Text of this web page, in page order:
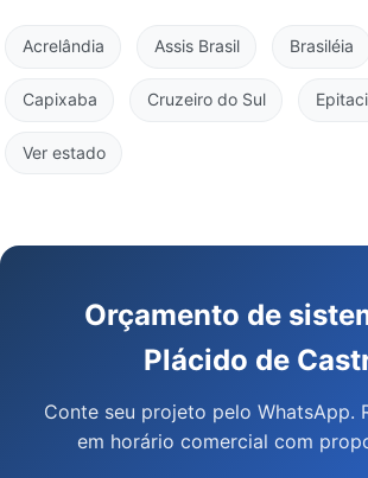
Acrelândia Assis Brasil Brasiléia
Capixaba Cruzeiro do Sul
Ver estado
Orçamento de
Plácido de
Conte seu projeto pelo WhatsApp.
em horário comercial com